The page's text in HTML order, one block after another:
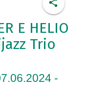
E HELIO
Trio
-